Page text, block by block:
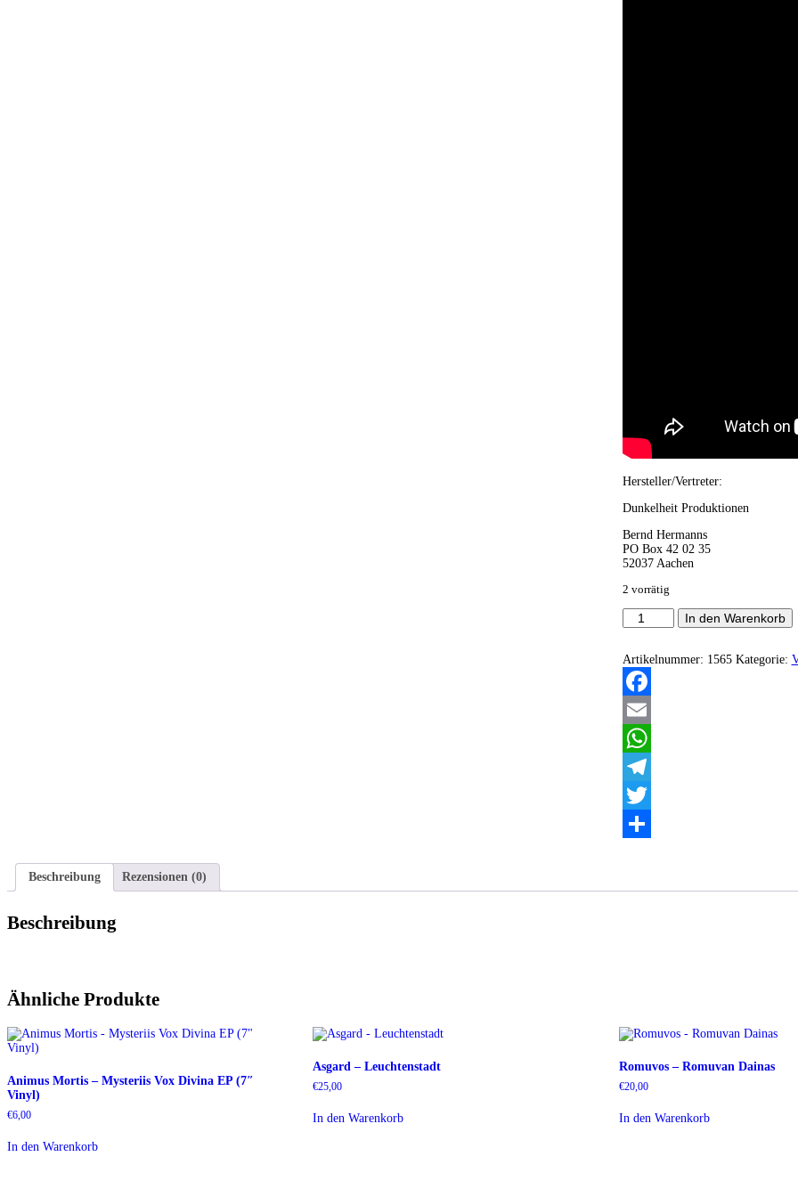
Hersteller/Vertreter:
Dunkelheit Produktionen
Bernd Hermanns
PO Box 42 02 35
52037 Aachen
2 vorrätig
Rituals
Of
Dead
Hand
With
Hoof
&
Horn
Menge
In den Warenkorb
Artikelnummer: 1565 Kategorie:
Facebook
Email
WhatsApp
Telegram
Twitter
Beschreibung
Rezensionen (0)
Beschreibung
Ähnliche Produkte
Animus Mortis – Mysteriis Vox Divina EP (7″
Vinyl)
€6,00
In den Warenkorb
Asgard – Leuchtenstadt
€25,00
In den Warenkorb
Romuvos – Romuvan Dainas
€20,00
In den Warenkorb